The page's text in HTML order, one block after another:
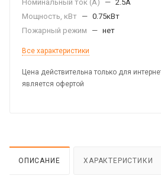
Номинальный ток (А)
— 2.5А
Мощность, кВт — 0.75кВт
Пожарный режим
— нет
Все характеристики
Цена действительна только для
является офертой
ОПИСАНИЕ ХАРАКТЕРИСТИКИ